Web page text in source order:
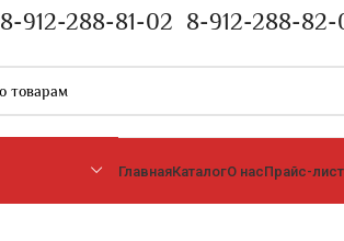
8-912-288-81-02 8-912-288-82-
ГлавнаяКаталогО насПрайс-